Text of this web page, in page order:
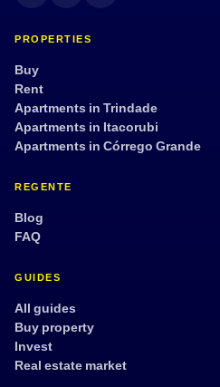
PROPERTIES
Buy
Rent
Apartments in Trindade
Apartments in Itacorubi
Apartments in Córrego Grande
REGENTE
Blog
FAQ
GUIDES
All guides
Buy property
Invest
Real estate market